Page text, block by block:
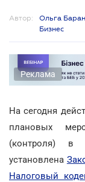
Автор:
Ольга
Бизнес
Реклама
На сегодня
плановых
(контроля) в
установлена
Налоговый